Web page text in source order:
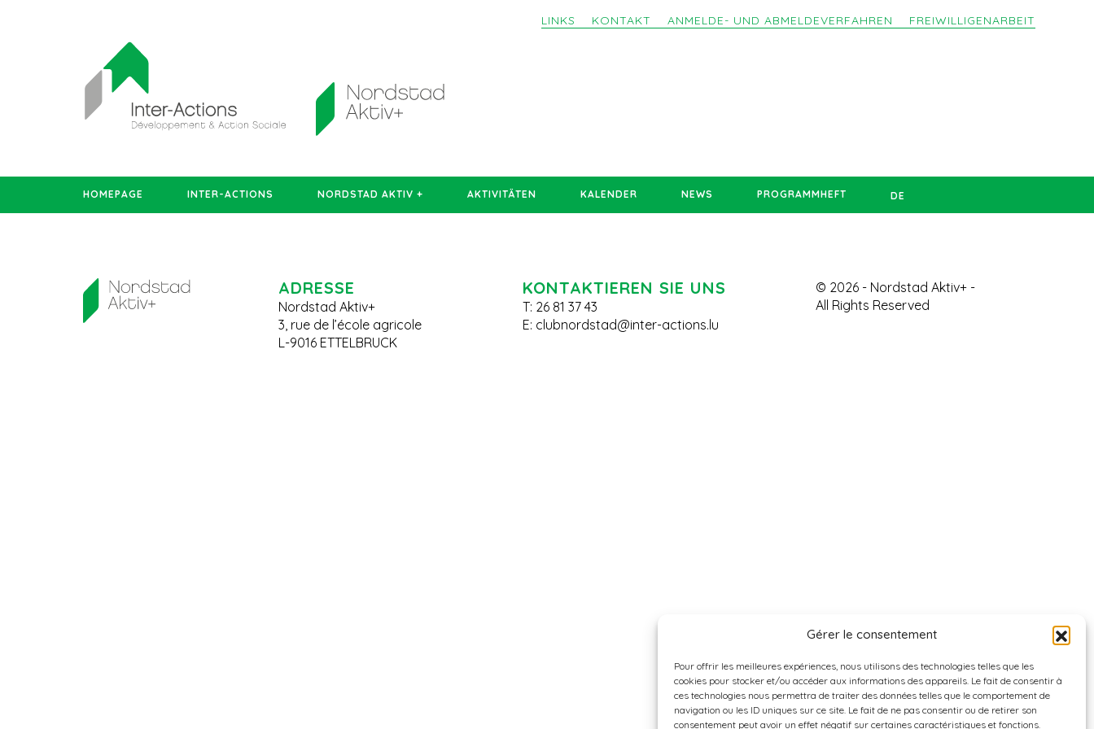
Gérer le consentement
Pour offrir les meilleures expériences, nous utilisons des technologies telles que les
cookies pour stocker et/ou accéder aux informations des appareils. Le fait de consentir à
ces technologies nous permettra de traiter des données telles que le comportement de
navigation ou les ID uniques sur ce site. Le fait de ne pas consentir ou de retirer son
consentement peut avoir un effet négatif sur certaines caractéristiques et fonctions.
LINKS KONTAKT ANMELDE- UND ABMELDEVERFAHREN FREIWILLIGENARBEIT
HOMEPAGE INTER-ACTIONS NORDSTAD AKTIV + AKTIVITÄTEN KALENDER NEWS PROGRAMMHEFT DE
ADRESSE
Nordstad Aktiv+
3, rue de l’école agricole
L-9016 ETTELBRUCK
KONTAKTIEREN SIE UNS
T: 26 81 37 43
E: clubnordstad@inter-actions.lu
© 2026 - Nordstad Aktiv+ -
All Rights Reserved